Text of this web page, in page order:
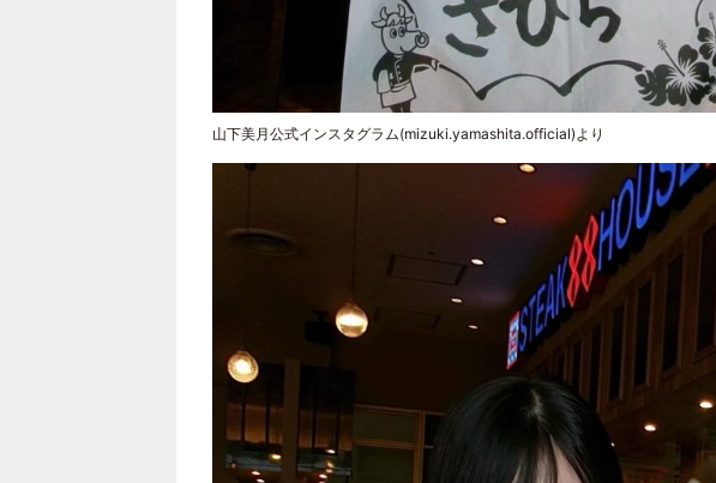
山下美月公式インスタグラム(mizuki.yamashita.official)より